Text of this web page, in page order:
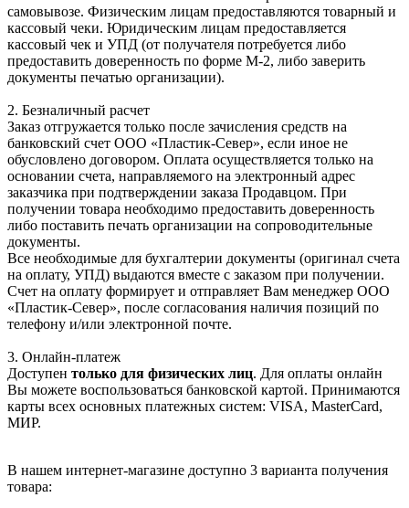
самовывозе. Физическим лицам предоставляются товарный и
кассовый чеки. Юридическим лицам предоставляется
кассовый чек и УПД (от получателя потребуется либо
предоставить доверенность по форме М-2, либо заверить
документы печатью организации).
2. Безналичный расчет
Заказ отгружается только после зачисления средств на
банковский счет ООО «Пластик-Север», если иное не
обусловлено договором. Оплата осуществляется только на
основании счета, направляемого на электронный адрес
заказчика при подтверждении заказа Продавцом. При
получении товара необходимо предоставить доверенность
либо поставить печать организации на сопроводительные
документы.
Все необходимые для бухгалтерии документы (оригинал счета
на оплату, УПД) выдаются вместе с заказом при получении.
Счет на оплату формирует и отправляет Вам менеджер ООО
«Пластик-Север», после согласования наличия позиций по
телефону и/или электронной почте.
3. Онлайн-платеж
Доступен только для физических лиц. Для оплаты онлайн
Вы можете воспользоваться банковской картой. Принимаются
карты всех основных платежных систем: VISA, MasterCard,
МИР.
В нашем интернет-магазине доступно 3 варианта получения
товара: